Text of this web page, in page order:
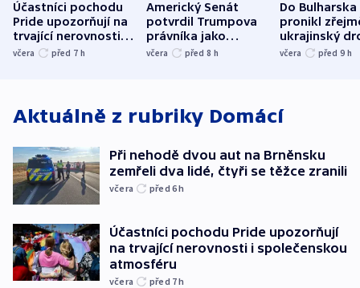
Účastníci pochodu
Pride upozorňují na
trvající nerovnosti i
společenskou
včera před 7 h
Americký Senát
potvrdil Trumpova
právníka jako
ministra
včera před 8 h
Do Bulharska
pronikl
ukrajinský
explodoval
včera před 9 h
Aktuálně z rubriky Domácí
Při nehodě dvou aut na Brněnsku
zemřeli dva lidé, čtyři se těžce zranili
včera před 6h
Účastníci pochodu Pride upozorňují
na trvající nerovnosti i společenskou
atmosféru
včera před 7h